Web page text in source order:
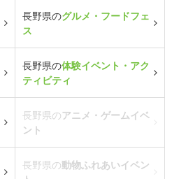
長野県のグルメ・フードフェ
ス
長野県の体験イベント・アク
ティビティ
長野県のアニメ・ゲームイベ
ント
長野県の動物ふれあいイベン